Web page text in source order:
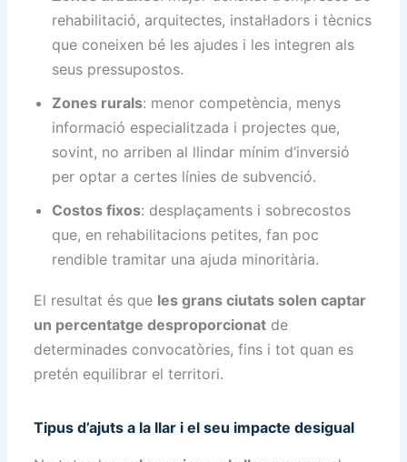
rehabilitació, arquitectes, instal·ladors i tècnics
que coneixen bé les ajudes i les integren als
seus pressupostos.
Zones rurals: menor competència, menys
informació especialitzada i projectes que,
sovint, no arriben al llindar mínim d’inversió
per optar a certes línies de subvenció.
Costos fixos: desplaçaments i sobrecostos
que, en rehabilitacions petites, fan poc
rendible tramitar una ajuda minoritària.
El resultat és que les grans ciutats solen captar
un percentatge desproporcionat de
determinades convocatòries, fins i tot quan es
pretén equilibrar el territori.
Tipus d’ajuts a la llar i el seu impacte desigual